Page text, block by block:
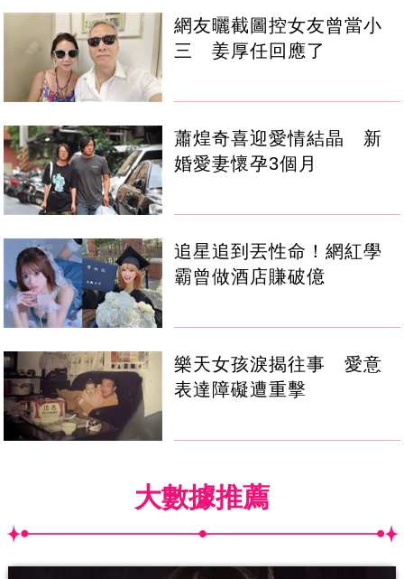
網友曬截圖控女友曾當小
三 姜厚任回應了
蕭煌奇喜迎愛情結晶 新
婚愛妻懷孕3個月
追星追到丟性命！網紅學
霸曾做酒店賺破億
樂天女孩淚揭往事 愛意
表達障礙遭重擊
大數據推薦